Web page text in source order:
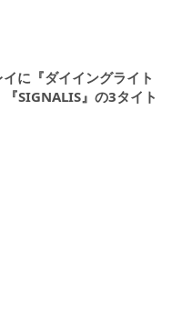
に『ダイイングライト
SIGNALIS』の3タイト